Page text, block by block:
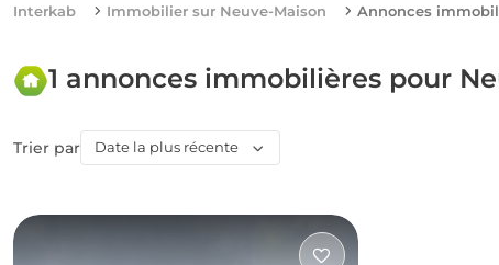
Interkab Immobilier sur Neuve-Maison Annonces
1 annonces immobilières pour
Trier par Date la plus récente